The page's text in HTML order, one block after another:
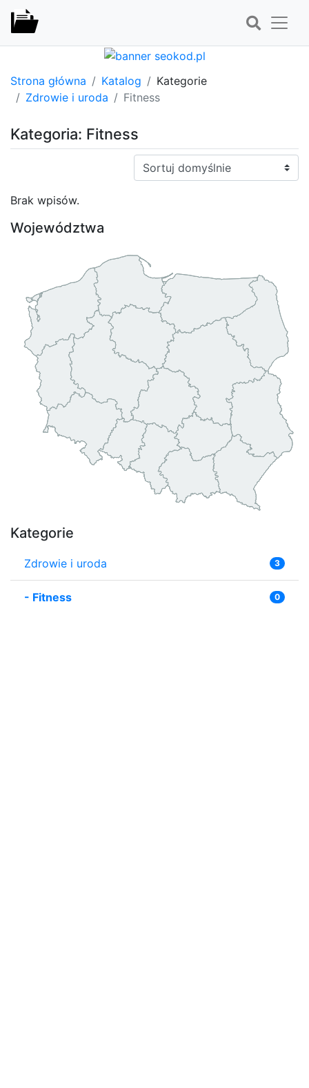
Strona główna Katalog
Kategorie
Zdrowie i uroda
Fitness
Kategoria: Fitness
Sortuj:
Brak wpisów.
Województwa
Kategorie
Zdrowie i uroda 3
- Fitness 0